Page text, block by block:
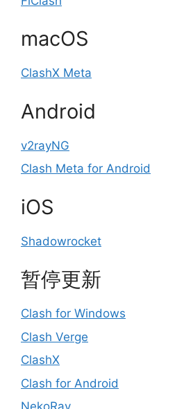
macOS
ClashX Meta
Android
v2rayNG
Clash Meta for Android
iOS
Shadowrocket
暂停更新
Clash for Windows
Clash Verge
ClashX
Clash for Android